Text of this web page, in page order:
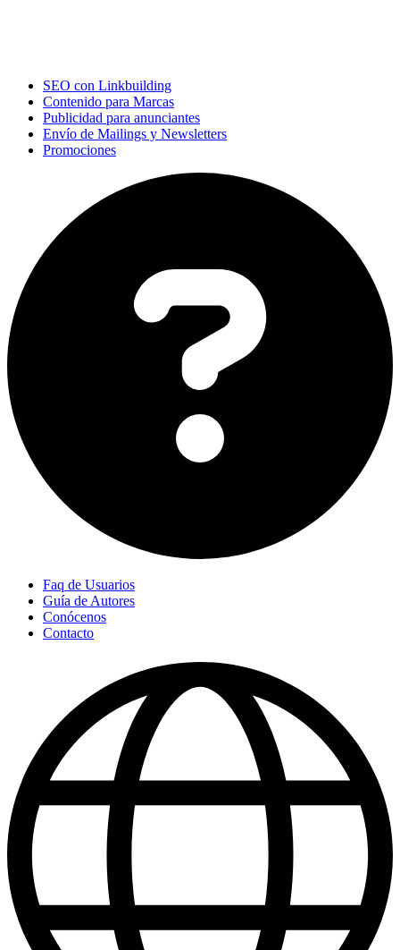
SEO con Linkbuilding
Contenido para Marcas
Publicidad para anunciantes
Envío de Mailings y Newsletters
Promociones
Faq de Usuarios
Guía de Autores
Conócenos
Contacto